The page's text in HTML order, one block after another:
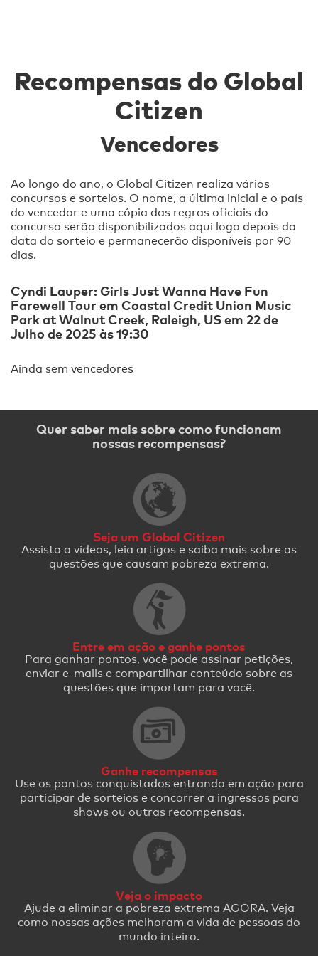
Recompensas do Global
Citizen
Vencedores
Ao longo do ano, o Global Citizen realiza vários
concursos e sorteios. O nome, a última inicial e o país
do vencedor e uma cópia das regras oficiais do
concurso serão disponibilizados aqui logo depois da
data do sorteio e permanecerão disponíveis por 90
dias.
Cyndi Lauper: Girls Just Wanna Have Fun
Farewell Tour em Coastal Credit Union Music
Park at Walnut Creek, Raleigh, US em 22 de
Julho de 2025 às 19:30
Ainda sem vencedores
Quer saber mais sobre como funcionam
nossas recompensas?
Seja um Global Citizen
Assista a vídeos, leia artigos e saiba mais sobre as
questões que causam pobreza extrema.
Entre em ação e ganhe pontos
Para ganhar pontos, você pode assinar petições,
enviar e-mails e compartilhar conteúdo sobre as
questões que importam para você.
Ganhe recompensas
Use os pontos conquistados entrando em ação para
participar de sorteios e concorrer a ingressos para
shows ou outras recompensas.
Veja o impacto
Ajude a eliminar a pobreza extrema AGORA. Veja
como nossas ações melhoram a vida de pessoas do
mundo inteiro.